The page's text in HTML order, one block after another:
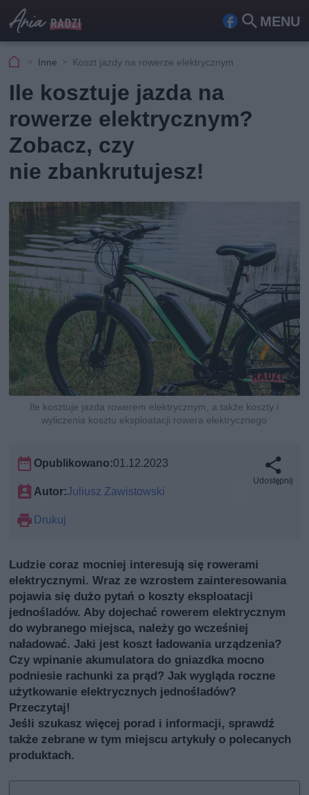
MENU
Fa
ook
Szu
Inne Koszt jazdy na rowerze elektrycznym
Ile kosztuje jazda na
rowerze elektrycznym?
Zobacz, czy
nie zbankrutujesz!
Ile kosztuje jazda rowerem elektrycznym, a także koszty i
wyliczenia kosztu eksploatacji rowera elektrycznego
Opublikowano:01.12.2023
Autor:Juliusz Zawistowski
Drukuj
Udostępnij
Ludzie coraz mocniej interesują się rowerami
elektrycznymi. Wraz ze wzrostem zainteresowania
pojawia się dużo pytań o koszty eksploatacji
jednośladów. Aby dojechać rowerem elektrycznym
do wybranego miejsca, należy go wcześniej
naładować. Jaki jest koszt ładowania urządzenia?
Czy wpinanie akumulatora do gniazdka mocno
podniesie rachunki za prąd? Jak wygląda roczne
użytkowanie elektrycznych jednośladów?
Przeczytaj!
Jeśli szukasz więcej porad i informacji, sprawdź
także zebrane w tym miejscu artykuły o polecanych
produktach.